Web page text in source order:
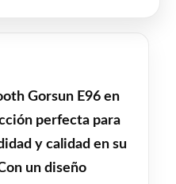
Gorsun E96 en
perfecta para
y calidad en su
un diseño